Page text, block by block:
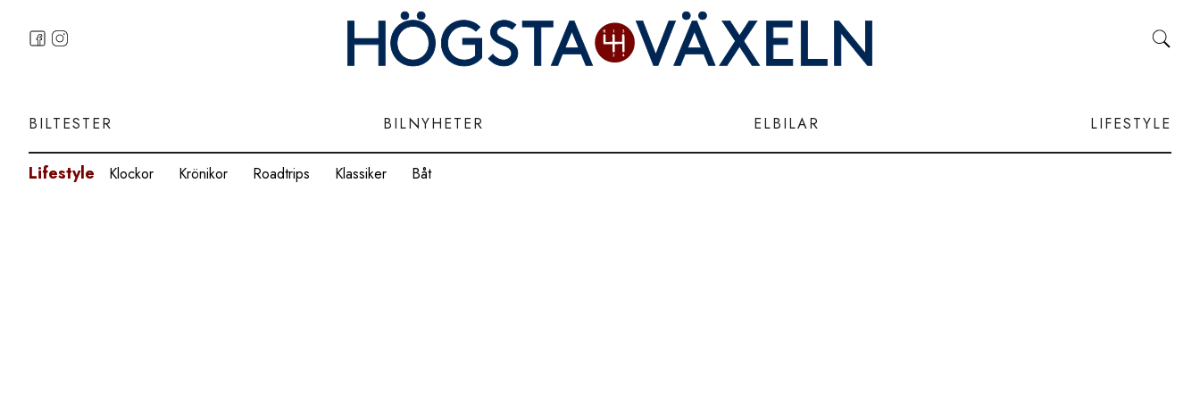
BILTESTER BILNYHETER ELBILAR LIFESTYLE
Lifestyle Klockor Krönikor Roadtrips Klassiker Båt